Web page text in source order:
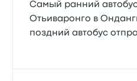
Самый ранний
Отьиваронго в
поздний автобус